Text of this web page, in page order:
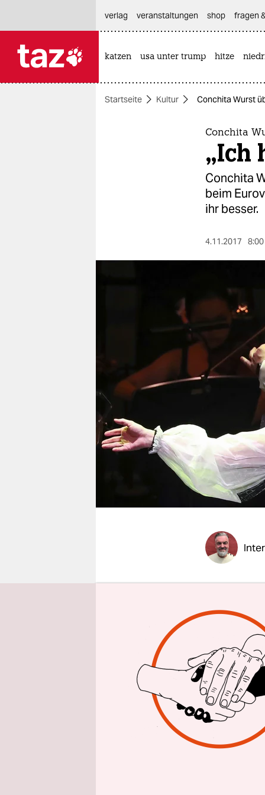
themen
veranstaltungen
shop
fragen & hilfe
unterstützen
genossenschaft
verlag
veranstaltungen shop fragen
katzen usa unter trump hitze
Startseite Kultur Conchita Wurst
Conchita
„Ich
Conchita
beim
ihr besser.
4.11.2017
taz: Mit
Conchita
Wahrheit
Konzept
Ein
Das erste
eben